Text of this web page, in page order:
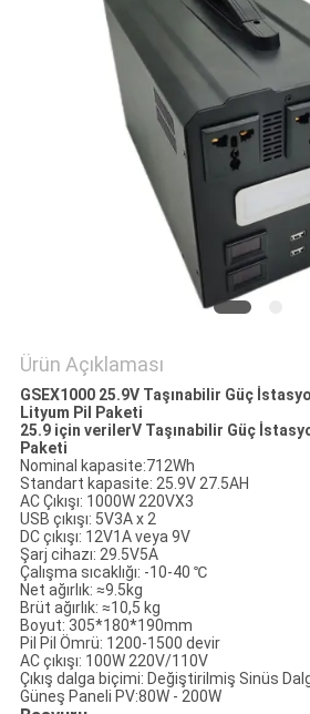
HARITASI
Ürün Açıklaması
GSEX1000 25.9V Taşınabilir Güç
Lityum Pil Paketi
25.9 için verilerV Taşınabilir Güç
Paketi
Nominal kapasite:712Wh
Standart kapasite: 25.9V 27.5AH
AC Çıkışı: 1000W 220VX3
USB çıkışı: 5V3A x 2
DC çıkışı: 12V1A veya 9V
Şarj cihazı: 29.5V5A
Çalışma sıcaklığı: -10-40 ℃
Net ağırlık: ≈9.5kg
Brüt ağırlık: ≈10,5 kg
Boyut: 305*180*190mm
Pil Pil Ömrü: 1200-1500 devir
AC çıkışı: 100W 220V/110V
Çıkış dalga biçimi: Değiştirilmiş Sinüs
Güneş Paneli PV:80W - 200W